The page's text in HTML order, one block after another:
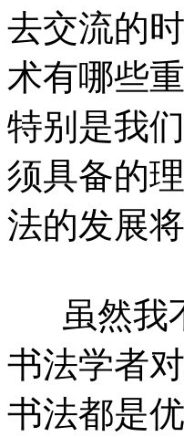
去交流的
术有哪些
特别是我
须具备的
法的发展
虽然我
书法学者
书法都是